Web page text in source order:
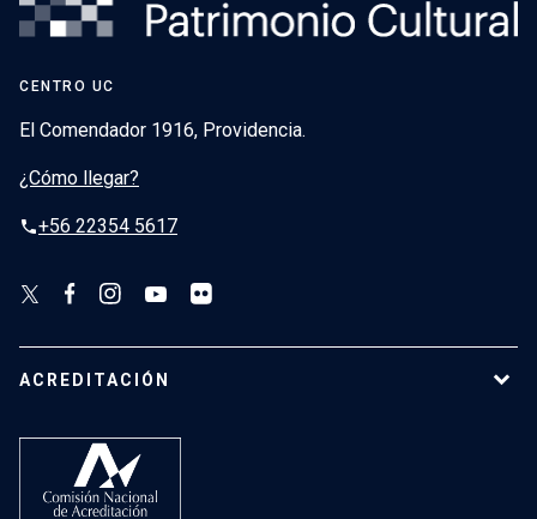
CENTRO UC
El Comendador 1916, Providencia.
¿Cómo llegar?
phone+56 22354 5617
ACREDITACIÓN